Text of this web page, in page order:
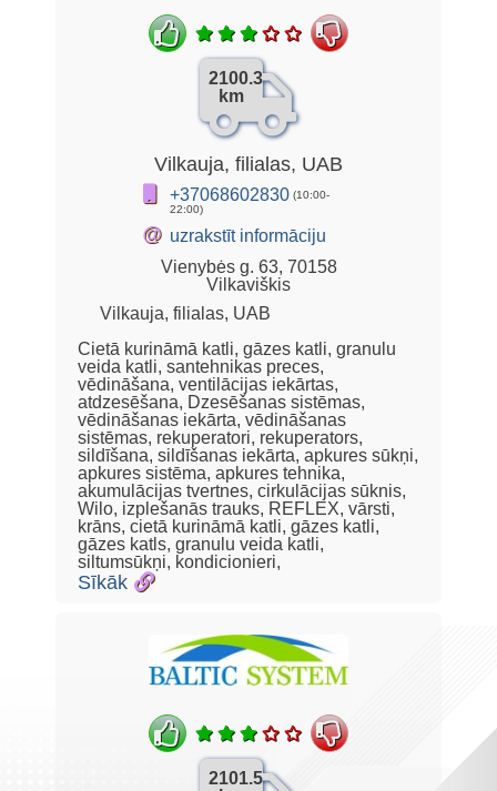
2100.3
km
Vilkauja, filialas, UAB
+37068602830 (10:00-
22:00)
@ uzrakstīt informāciju
Vienybės g. 63, 70158
Vilkaviškis
Vilkauja, filialas, UAB
Cietā kurināmā katli, gāzes katli, granulu
veida katli, santehnikas preces,
vēdināšana, ventilācijas iekārtas,
atdzesēšana, Dzesēšanas sistēmas,
vēdināšanas iekārta, vēdināšanas
sistēmas, rekuperatori, rekuperators,
sildīšana, sildīšanas iekārta, apkures sūkņi,
apkures sistēma, apkures tehnika,
akumulācijas tvertnes, cirkulācijas sūknis,
Wilo, izplešanās trauks, REFLEX, vārsti,
krāns, cietā kurināmā katli, gāzes katli,
gāzes katls, granulu veida katli,
siltumsūkņi, kondicionieri,
Sīkāk
2101.5